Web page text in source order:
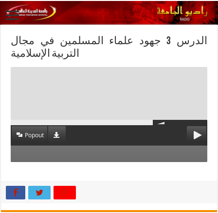
الدرس 3 جهود علماء المسلمين في مجال
التربية الإسلامية
Popout